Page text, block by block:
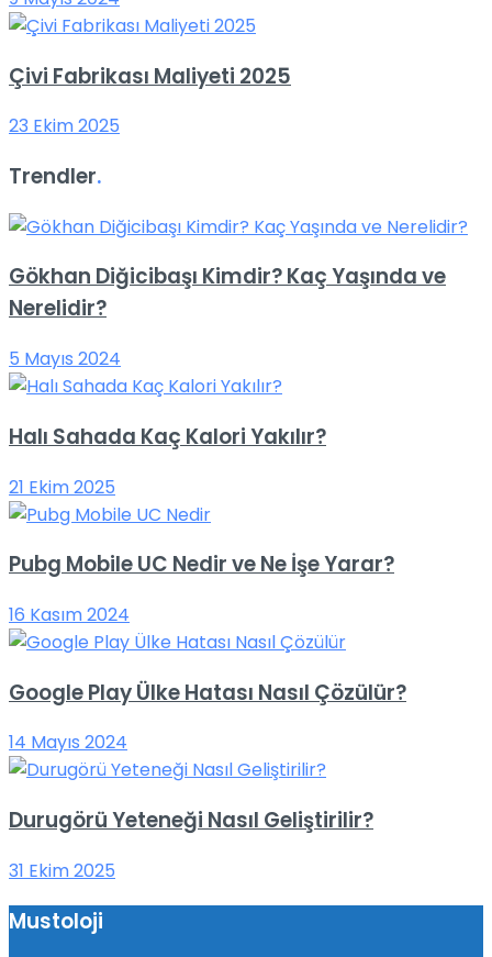
Çivi Fabrikası Maliyeti 2025
23 Ekim 2025
Trendler.
Gökhan Diğicibaşı Kimdir? Kaç Yaşında ve
Nerelidir?
5 Mayıs 2024
Halı Sahada Kaç Kalori Yakılır?
21 Ekim 2025
Pubg Mobile UC Nedir ve Ne İşe Yarar?
16 Kasım 2024
Google Play Ülke Hatası Nasıl Çözülür?
14 Mayıs 2024
Durugörü Yeteneği Nasıl Geliştirilir?
31 Ekim 2025
Mustoloji